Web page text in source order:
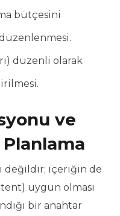
bütçesini
düzenli olarak
ve
değildir; içeriğin de
uygun olması
bir anahtar